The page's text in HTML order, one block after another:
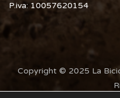
P.iva: 10057620154
Copyright © 2025 La